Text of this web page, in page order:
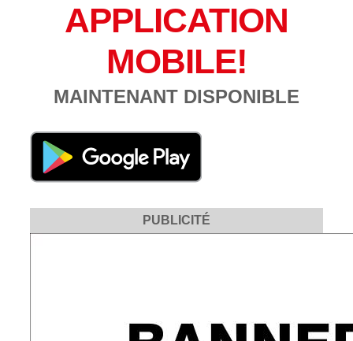
APPLICATION
MOBILE!
MAINTENANT DISPONIBLE
PUBLICITÉ